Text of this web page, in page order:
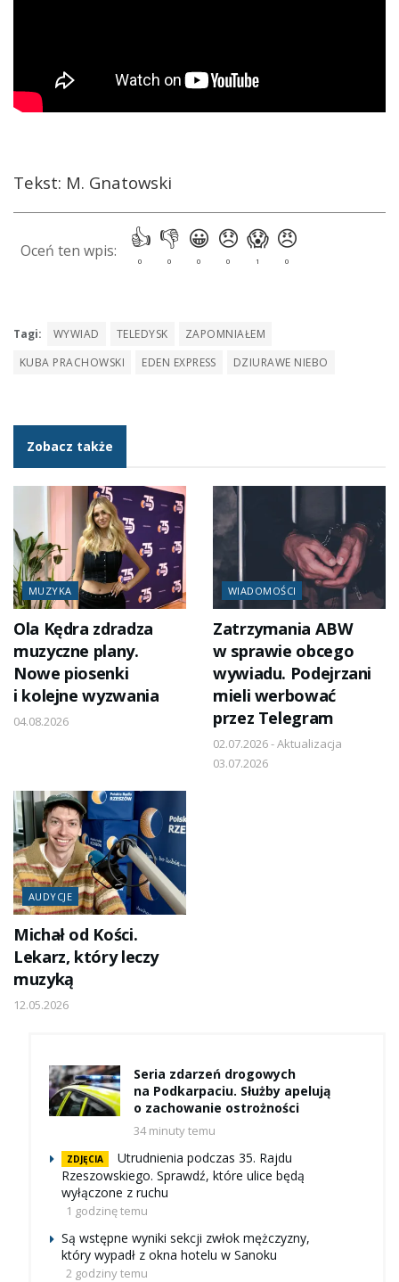
Tekst: M. Gnatowski
Tagi: WYWIAD TELEDYSK
ZAPOMNIAŁEM
KUBA PRACHOWSKI
EDEN EXPRESS DZIURAWE NIEBO
Zobacz także
MUZYKA
Ola Kędra zdradza
muzyczne plany.
Nowe piosenki
i kolejne wyzwania
04.08.2026
WIADOMOŚCI
Zatrzymania ABW
w sprawie obcego
wywiadu. Podejrzani
mieli werbować
przez Telegram
02.07.2026 - Aktualizacja
03.07.2026
AUDYCJE
Michał od Kości.
Lekarz, który leczy
muzyką
12.05.2026
Seria zdarzeń drogowych
na Podkarpaciu. Służby apelują
o zachowanie ostrożności
34 minuty temu
ZDJĘCIA
Utrudnienia podczas 35. Rajdu
Rzeszowskiego. Sprawdź, które ulice będą
wyłączone z ruchu
1 godzinę temu
Są wstępne wyniki sekcji zwłok mężczyzny,
który wypadł z okna hotelu w Sanoku
2 godziny temu